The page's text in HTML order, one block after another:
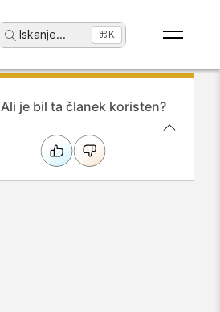
Iskanje... ⌘K
Ali je bil ta članek koristen?